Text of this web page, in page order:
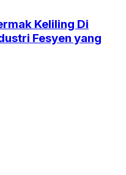
Keliling Di
Fesyen yang